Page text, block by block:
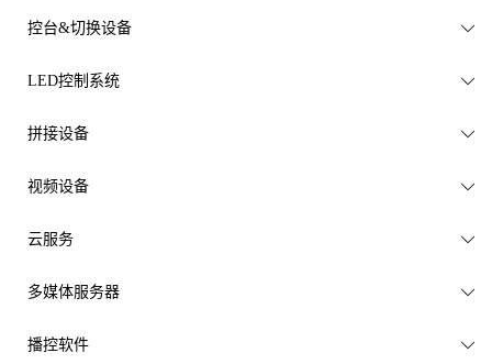
控台&切换设备 
LED控制系统 
拼接设备 
视频设备 
云服务 
多媒体服务器 
播控软件 